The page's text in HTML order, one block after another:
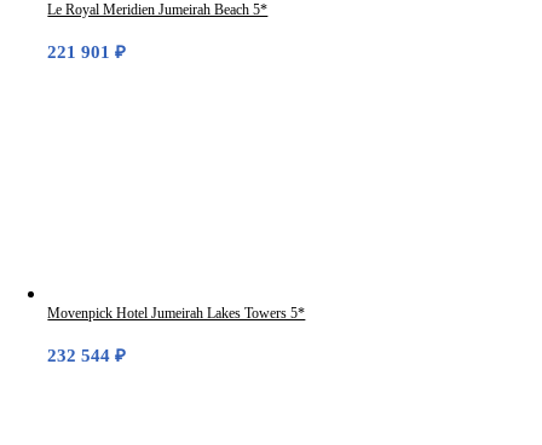
Le Royal Meridien Jumeirah Beach 5*
221 901₽
Movenpick Hotel Jumeirah Lakes Towers 5*
232 544₽